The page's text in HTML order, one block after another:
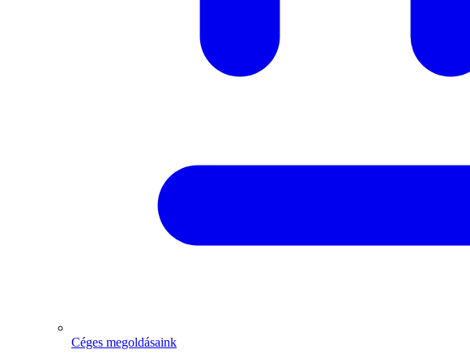
Céges megoldásaink